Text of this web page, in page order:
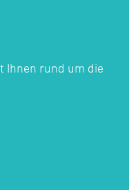
Ihnen rund um die